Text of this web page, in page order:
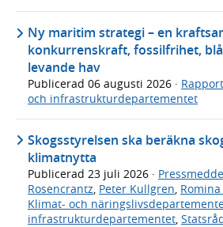
Ny maritim strategi – en
konkurrenskraft, fossilfrihet,
levande hav
Publicerad 06 augusti 2026 · Rapport
och infrastrukturdepartementet
Skogsstyrelsen ska beräkna
klimatnytta
Publicerad 23 juli 2026 ·
Rosencrantz, Peter Kullgren,
Klimat- och
infrastrukturdepartementet,